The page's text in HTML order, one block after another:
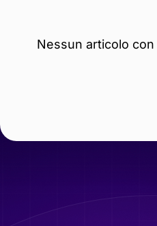
Nessun articolo